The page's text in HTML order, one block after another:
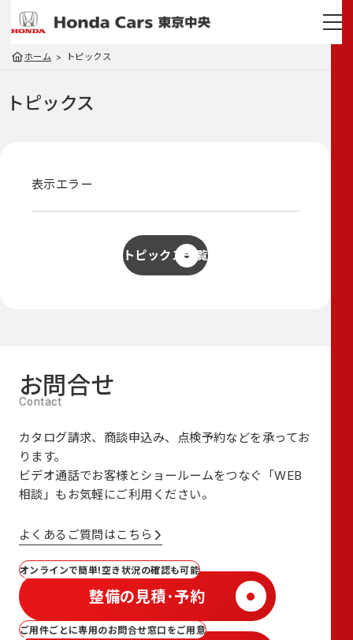
ホーム トピックス
トピックス
表示エラー
トピックス一覧
お問合せ
カタログ請求、商談申込み、点検予約などを承ってお
ります。
ビデオ通話でお客様とショールームをつなぐ
「WEB
相談」も お気軽にご利用ください。
よくあるご質問はこちら
オンラインで簡単!空き状況の確認も可能
整備の見積･予約
ご用件ごとに専用のお問合せ窓口をご用意